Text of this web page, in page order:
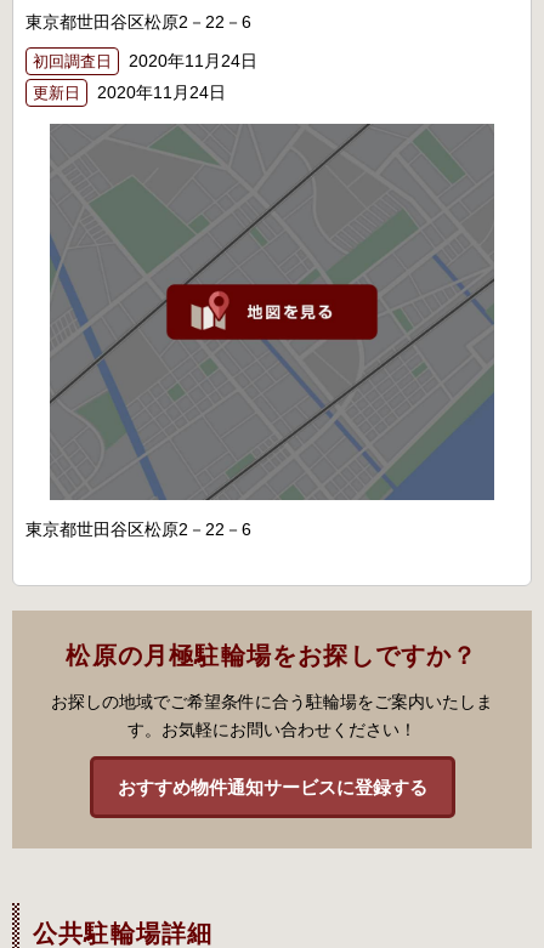
東京都世田谷区松原2－22－6
初回調査日 2020年11月24日
更新日 2020年11月24日
東京都世田谷区松原2－22－6
松原の月極駐輪場をお探しですか？
お探しの地域でご希望条件に合う駐輪場をご案内いたしま
す。お気軽にお問い合わせください！
おすすめ物件通知サービスに登録する
公共駐輪場詳細